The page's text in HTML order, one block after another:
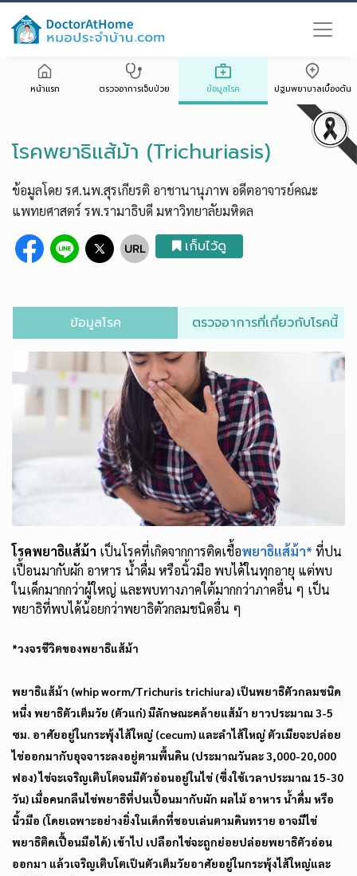
หน้าแรก ตรวจอาการเจ็บป่วย ข้อมูลโรค ปฐมพยาบาลเบื้องต้น
โรคพยาธิแส้ม้า (Trichuriasis)
ข้อมูลโดย รศ.นพ.สุรเกียรติ อาชานานุภาพ อดีตอาจารย์คณะ
แพทยศาสตร์ รพ.รามาธิบดี มหาวิทยาลัยมหิดล
เก็บไว้ดู
ข้อมูลโรค ตรวจอาการที่เกี่ยวกับโรคนี้
โรคพยาธิแส้ม้า เป็นโรคที่เกิดจากการติดเชื้อพยาธิแส้ม้า* ที่ปน
เปื้อนมากับผัก อาหาร น้ำดื่ม หรือนิ้วมือ พบได้ในทุกอายุ แต่พบ
ในเด็กมากกว่าผู้ใหญ่ และพบทางภาคใต้มากกว่าภาคอื่น ๆ เป็น
พยาธิที่พบได้น้อยกว่าพยาธิตัวกลมชนิดอื่น ๆ
*วงจรชีวิตของพยาธิแส้ม้า
พยาธิแส้ม้า (whip worm/Trichuris trichiura) เป็นพยาธิตัวกลมชนิด
หนึ่ง พยาธิตัวเต็มวัย (ตัวแก่) มีลักษณะคล้ายแส้ม้า ยาวประมาณ 3-5
ซม. อาศัยอยู่ในกระพุ้งไส้ใหญ่ (cecum) และลำไส้ใหญ่ ตัวเมียจะปล่อย
ไข่ออกมากับอุจจาระลงอยู่ตามพื้นดิน (ประมาณวันละ 3,000-20,000
ฟอง) ไข่จะเจริญเติบโตจนมีตัวอ่อนอยู่ในไข่ (ซึ่งใช้เวลาประมาณ 15-30
วัน) เมื่อคนกลืนไข่พยาธิที่ปนเปื้อนมากับผัก ผลไม้ อาหาร น้ำดื่ม หรือ
นิ้วมือ (โดยเฉพาะอย่างยิ่งในเด็กที่ชอบเล่นตามดินทราย อาจมีไข่
พยาธิติดเปื้อนมือได้) เข้าไป เปลือกไข่จะถูกย่อยปล่อยพยาธิตัวอ่อน
ออกมา แล้วเจริญเติบโตเป็นตัวเต็มวัยอาศัยอยู่ในกระพุ้งไส้ใหญ่และ